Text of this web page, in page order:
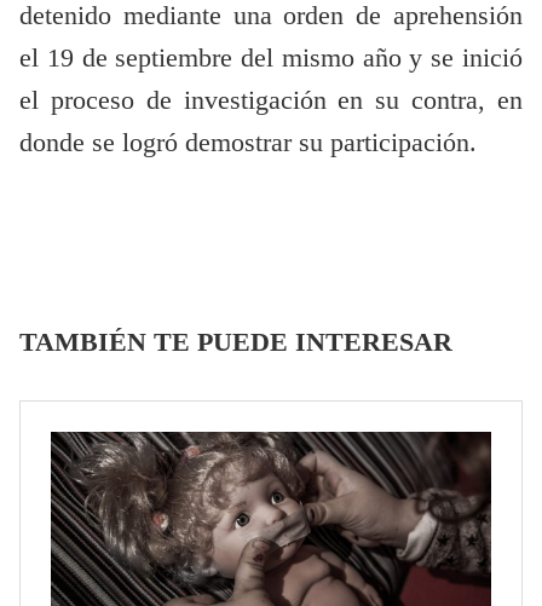
detenido mediante una orden de aprehensión
el 19 de septiembre del mismo año y se inició
el proceso de investigación en su contra, en
donde se logró demostrar su participación.
TAMBIÉN TE PUEDE INTERESAR